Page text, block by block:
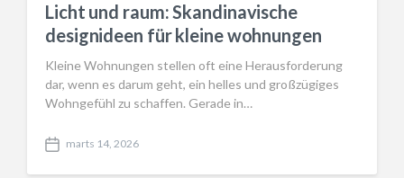
Licht und raum: Skandinavische
designideen für kleine wohnungen
Kleine Wohnungen stellen oft eine Herausforderung
dar, wenn es darum geht, ein helles und großzügiges
Wohngefühl zu schaffen. Gerade in…
P
marts 14, 2026